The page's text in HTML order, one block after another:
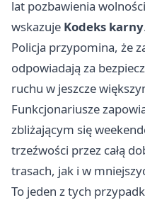
lat pozbawienia
wskazuje Kodeks karny
Policja przypomina, że
odpowiadają za
ruchu w jeszcze
Funkcjonariusze
zbliżającym się
trzeźwości przez całą
trasach, jak i w
To jeden z tych